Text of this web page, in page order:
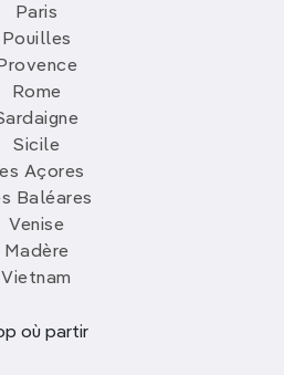
Paris
Pouilles
Provence
Rome
Sicile
Açores
Baléares
Venise
Madère
Vietnam
où partir